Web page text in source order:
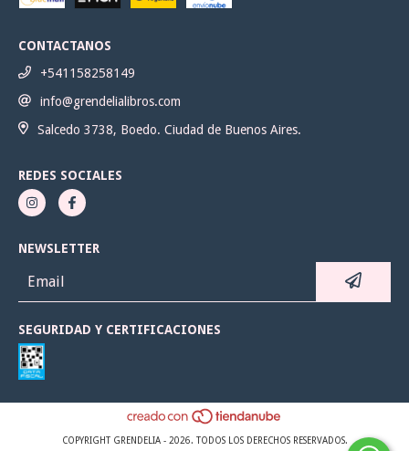
CONTACTANOS
+541158258149
info@grendelialibros.com
Salcedo 3738, Boedo. Ciudad de Buenos Aires.
REDES SOCIALES
NEWSLETTER
SEGURIDAD Y CERTIFICACIONES
COPYRIGHT GRENDELIA - 2026. TODOS LOS DERECHOS RESERVADOS.